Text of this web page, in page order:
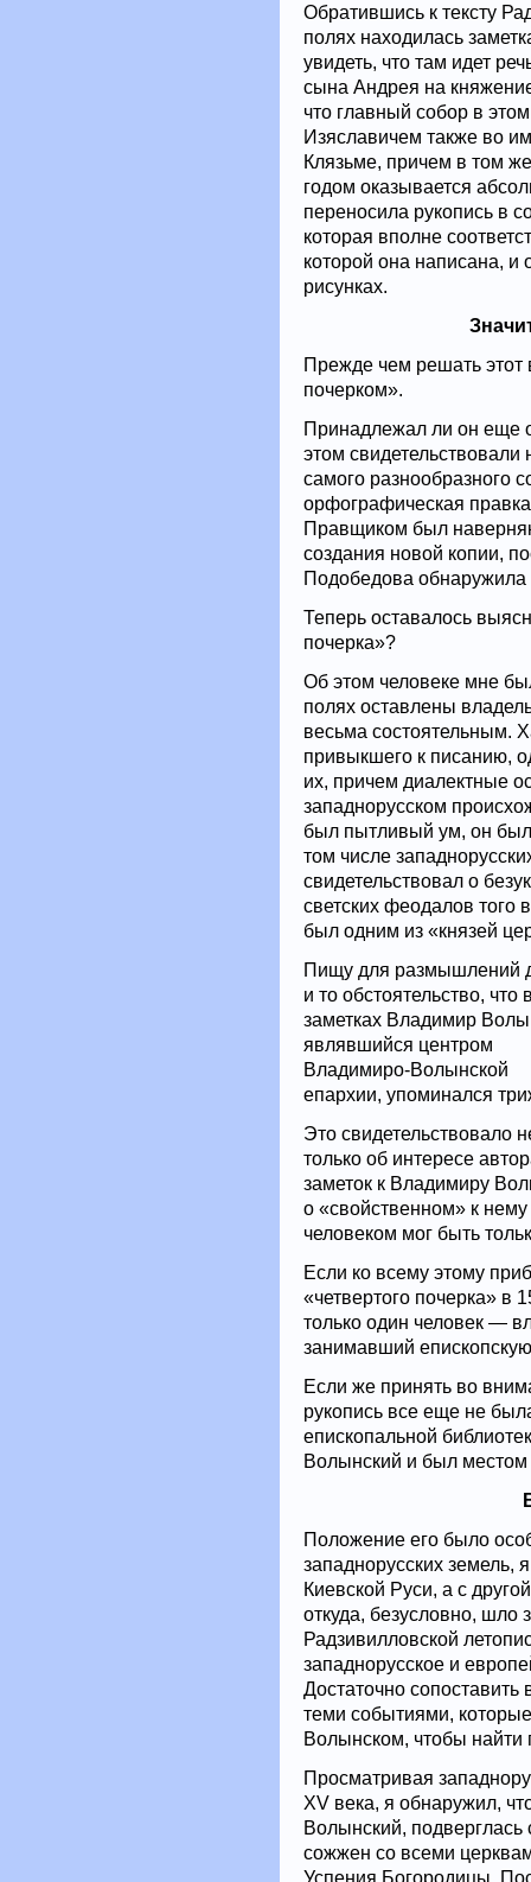
Обратившись к тексту
полях находилась
увидеть, что там идет
сына Андрея на
что главный собор в
Изяславичем также во
Клязьме, причем в том же
годом оказывается
переносила рукопись в
которая вполне
которой она написана, и
рисунках.
Прежде чем решать этот
почерком».
Принадлежал ли он еще
этом
самого разнообразного
орфографическая
Правщиком был
создания новой копии,
Подобедова обнаружила
Теперь оставалось
почерка»?
Об этом человеке мне
полях оставлены
весьма состоятельным.
привыкшего к писанию,
их, причем диалектные
западнорусском
был пытливый ум, он
том числе
свидетельствовал о
светских феодалов того
был одним из «князей
Пищу для размышлений
и то обстоятельство, что
заметках Владимир
являвшийся центром
Владимиро-Волынской
епархии, упоминался
Это свидетельствовало
только об интересе
заметок к Владимиру
о «свойственном» к
человеком мог быть
Если ко всему этому
«четвертого почерка» в
только один человек —
занимавший
Если же принять во
рукопись все еще не
епископальной
Волынский и был местом
Положение его было
западнорусских земель,
Киевской Руси, а с
откуда, безусловно,
Радзивилловской
западнорусское и
Достаточно
теми событиями,
Волынском, чтобы найти
Просматривая
XV века, я обнаружил,
Волынский, подверглась
сожжен со всеми
Успения Богородицы.